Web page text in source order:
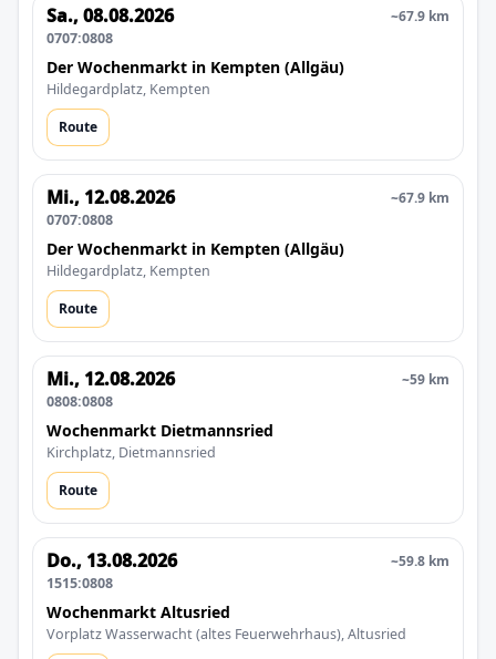
Sa., 08.08.2026
0707:0808
~67.9 km
Der Wochenmarkt in Kempten (Allgäu)
Hildegardplatz, Kempten
Route
Mi., 12.08.2026
0707:0808
~67.9 km
Der Wochenmarkt in Kempten (Allgäu)
Hildegardplatz, Kempten
Route
Mi., 12.08.2026
0808:0808
~59 km
Wochenmarkt Dietmannsried
Kirchplatz, Dietmannsried
Route
Do., 13.08.2026
1515:0808
~59.8 km
Wochenmarkt Altusried
Vorplatz Wasserwacht (altes Feuerwehrhaus), Altusried